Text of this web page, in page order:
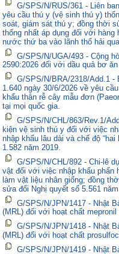
G/SPS/N/RUS/361 - Liên
yêu cầu thú y (vệ sinh thú y)
soát, giám sát thú y; đồng thời
thống nhất áp dụng đối với
nước thứ ba vào lãnh thổ hải
G/SPS/N/UGA/493 - Cộng
2590:2026 đối với dầu quả bơ
G/SPS/N/BRA/2318/Add.1 -
1.640 ngày 30/6/2026 về yêu
khẩu thân rễ cây mẫu đơn
tại mọi quốc gia.
G/SPS/N/CHL/863/Rev.1/
kiện vệ sinh thú y đối với việc
nhập khẩu lâu dài và chế độ
1.582 năm 2019.
G/SPS/N/CHL/892 - Chi-lê
vật đối với việc nhập khẩu
làm vật liệu nhân giống; đồng
sửa đổi Nghị quyết số 5.561 năm
G/SPS/N/JPN/1417 - Nhật
(MRL) đối với hoạt chất
G/SPS/N/JPN/1418 - Nhật
(MRL) đối với hoạt chất
G/SPS/N/JPN/1419 - Nhật